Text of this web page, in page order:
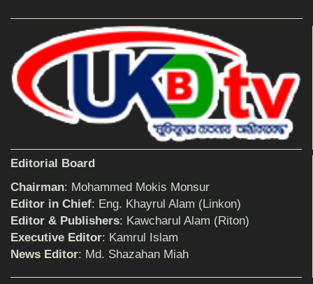
আহলে সুন্নাত এর কার্যক্রম বাস্তবায়নের আহ্বান
শিক্ষিকার ওপর হামলাকারীদের গ্রেফতারের দাবিতে
মানববন্ধন অনুষ্ঠিত
সোমবার
ঠাকুরগাঁওয়ে শিশু ধর্ষকের যাবজ্জীবন কারাদণ্ড
Editorial Board
Chairman: Mohammed Mokis Monsur
Editor in Chief: Eng. Khayrul Alam (Linkon)
Editor & Publishers: Kawcharul Alam (Riton)
Executive Editor: Kamrul Islam
News Editor: Md. Shazahan Miah